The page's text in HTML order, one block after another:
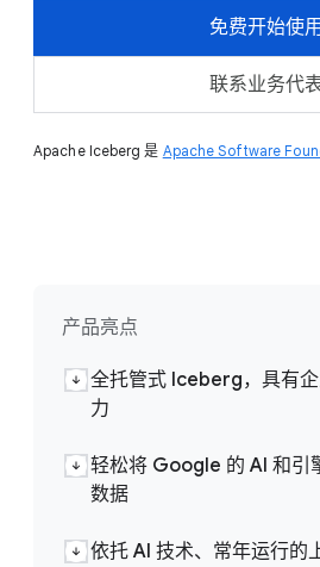
免费开始使用
联系业务代
Apache Iceberg 是 Apache Software
产品亮点
全托管式 Iceberg，具有
力
轻松将 Google 的 AI 和引
数据
依托 AI 技术、常年运行的